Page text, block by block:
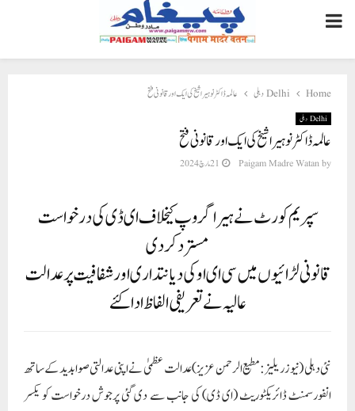
PRIMARY
MENU
Home Delhi دہلی عالمہ ڈاکٹر نوہیرا شیخ کی ایک اور قانونی فتح
Delhi دہلی
عالمہ ڈاکٹر نوہیرا شیخ کی ایک اور قانونی فتح
by
Paigam Madre Watan 21 مارچ 2024
سپریم کورٹ نے ہیرا گروپ کیخلاف ای ڈی کی درخواست
مسترد کر دی
قانونی لڑائیوں میں سی ای او کی دیانتداری اور شفافیت پر عدالت
عالیہ نے تعریفی الفاظ ادا کئے
نئی دہلی (نیوز ریلیز: مطیع الرحمن عزیز) عدالت عظمیٰ نے اپنی عدالتی صوابدید کے ساتھ
انفورسمنٹ ڈائریکٹوریٹ (ای ڈی) کی جانب سے دی گئی پرجوش درخواست کو یکسر